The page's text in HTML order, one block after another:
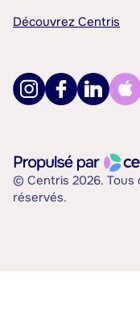
Découvrez Centris
© Centris 2026. Tous
réservés.